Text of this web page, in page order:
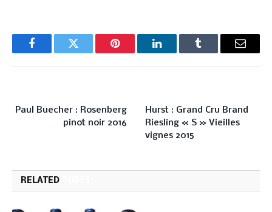
FacebookTwitter Pinterest LinkedInTumblr Email
Paul Buecher : Rosenberg
pinot noir 2016
Hurst : Grand Cru Brand
Riesling « S » Vieilles
vignes 2015
RELATED